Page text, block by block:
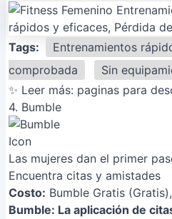
Tags: Entrenamientos
comprobada
Sin
✨ Leer más: paginas para
4. Bumble
Las mujeres dan el primer
Encuentra citas y amistades
Costo: Bumble Gratis
Bumble: La aplicación de